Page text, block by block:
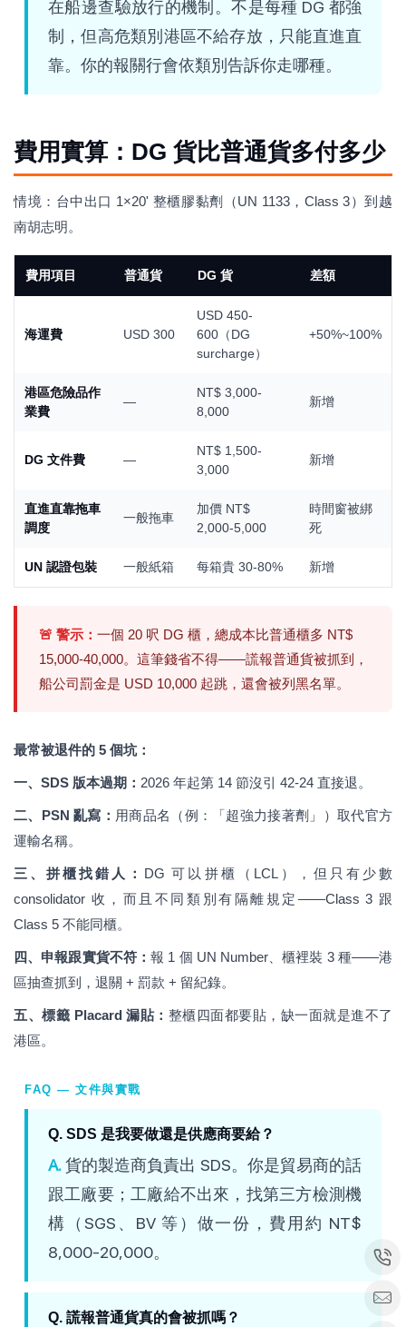
在船邊查驗放行的機制。不是每種 DG 都強
制，但高危類別港區不給存放，只能直進直
靠。你的報關行會依類別告訴你走哪種。
費用實算：DG 貨比普通貨多付多少
情境：台中出口 1×20' 整櫃膠黏劑（UN 1133，Class 3）到越
南胡志明。
費用項目 普通貨 DG 貨 差額
海運費 USD 300
USD 450-
600（DG
surcharge）
+50%~100%
港區危險品作
業費
—
NT$ 3,000-
8,000
新增
DG 文件費 —
NT$ 1,500-
3,000
新增
直進直靠拖車
調度
一般拖車
加價 NT$
2,000-5,000
時間窗被綁
死
UN 認證包裝 一般紙箱 每箱貴 30-80% 新增
🚨 警示： 一個 20 呎 DG 櫃，總成本比普通櫃多 NT$
15,000-40,000。這筆錢省不得——謊報普通貨被抓到，
船公司罰金是 USD 10,000 起跳，還會被列黑名單。
最常被退件的 5 個坑：
一、SDS 版本過期： 2026 年起第 14 節沒引 42-24 直接退。
二、PSN 亂寫： 用商品名（例：「超強力接著劑」）取代官方
運輸名稱。
三、拼櫃找錯人： DG 可以拼櫃（LCL），但只有少數
consolidator 收，而且不同類別有隔離規定——Class 3 跟
Class 5 不能同櫃。
四、申報跟實貨不符：報 1 個 UN Number、櫃裡裝 3 種——港
區抽查抓到，退關 + 罰款 + 留紀錄。
五、標籤 Placard 漏貼： 整櫃四面都要貼，缺一面就是進不了
港區。
FAQ — 文件與實戰
Q. SDS 是我要做還是供應商要給？
A.貨的製造商負責出 SDS。你是貿易商的話
跟工廠要；工廠給不出來，找第三方檢測機
構（SGS、BV 等）做一份，費用約 NT$
8,000-20,000。
Q. 謊報普通貨真的會被抓嗎？